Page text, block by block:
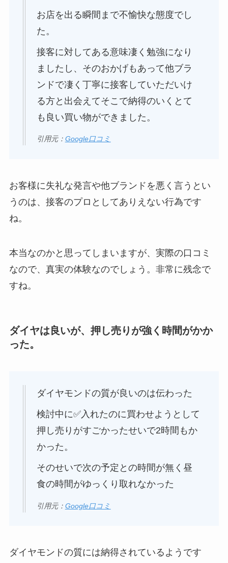
お店を出る瞬間まで不愉快な態度でし
た。
接客に対してある意味凄く勉強になり
ましたし、そのおかげもあって他ブラ
ンドで凄く丁寧に接客していただいけ
る方と出会えてそこで納得のいくとて
も良い買い物ができました。
引用元： Google口コミ
お客様に失礼な発言や他ブランドを悪く言うとい
うのは、接客のプロとしてありえない行為です
ね。
本当なのかと思ってしまいますが、実際の口コミ
なので、真実の体験なのでしょう。非常に残念で
すね。
ダイヤは良いが、押し売りが強く時間がかか
った。
ダイヤモンドの質が良いのは伝わった
検討中に✅入れたのに買わせようとして
押し売りがすごかったせいで2時間もか
かった。
そのせいで次の予定との時間が無く昼
食の時間がゆっくり取れなかった
引用元： Google口コミ
ダイヤモンドの質には納得されているようです